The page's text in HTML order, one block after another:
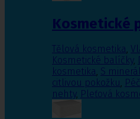
Kosmetické
Tělová kosmetika,
Kosmetické balíčky,
kosmetika, S
citlivou pokožku,
nehty, Pleťová